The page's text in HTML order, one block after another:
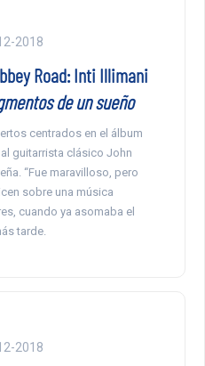
2018
Road: Inti Illimani
de un sueño
centrados en el álbum
guitarrista clásico John
“Fue maravilloso, pero
sobre una música
cuando ya asomaba el
tarde.
2018